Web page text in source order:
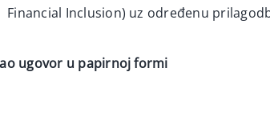
Financial Inclusion) uz određenu
ugovor u papirnoj formi